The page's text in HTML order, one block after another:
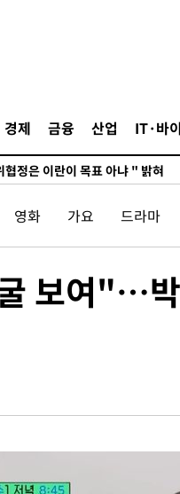
경제 금융 산업 IT·바
전 68분만 뛰고 슈팅 0개
입단식…'전례 없는 특급대우'
하루만에 차량폭탄 폭발 사건
정은 이란이 목표 아냐 " 밝혀
부에서 레바논군 3명 폭발로 부상
가 취소…“에어포스원 기밀정보
시의 부친 지병 별세
접대 의혹 심판 조사"
전 68분만 뛰고 슈팅 0개
드 입단식…'전례 없는 특급대우'
하루만에 차량폭탄 폭발 사건
영화 가요 드라마
보여"…